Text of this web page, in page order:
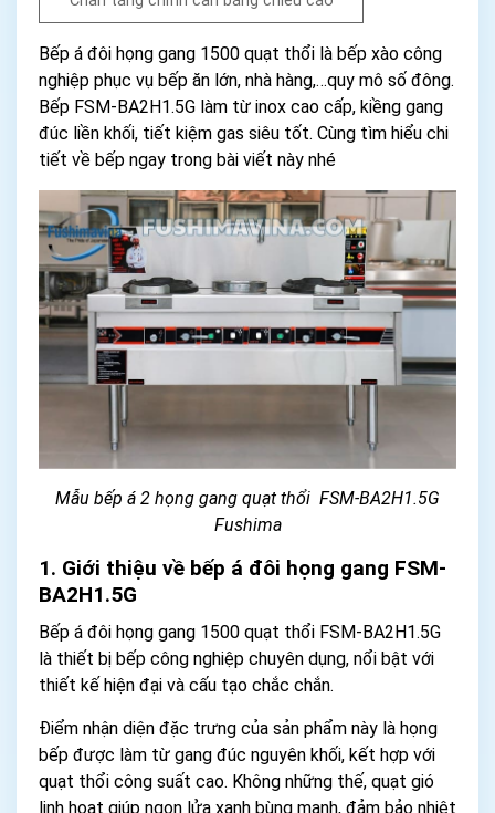
Bếp á đôi họng gang 1500 quạt thổi là bếp xào công
nghiệp phục vụ bếp ăn lớn, nhà hàng,…quy mô số đông.
Bếp FSM-BA2H1.5G làm từ inox cao cấp, kiềng gang
đúc liền khối, tiết kiệm gas siêu tốt. Cùng tìm hiểu chi
tiết về bếp ngay trong bài viết này nhé
Mẫu bếp á 2 họng gang quạt thổi FSM-BA2H1.5G
Fushima
1. Giới thiệu về bếp á đôi họng gang FSM-
BA2H1.5G
Bếp á đôi họng gang 1500 quạt thổi FSM-BA2H1.5G
là thiết bị bếp công nghiệp chuyên dụng, nổi bật với
thiết kế hiện đại và cấu tạo chắc chắn.
Điểm nhận diện đặc trưng của sản phẩm này là họng
bếp được làm từ gang đúc nguyên khối, kết hợp với
quạt thổi công suất cao. Không những thế, quạt gió
linh hoạt giúp ngọn lửa xanh bùng mạnh, đảm bảo nhiệt